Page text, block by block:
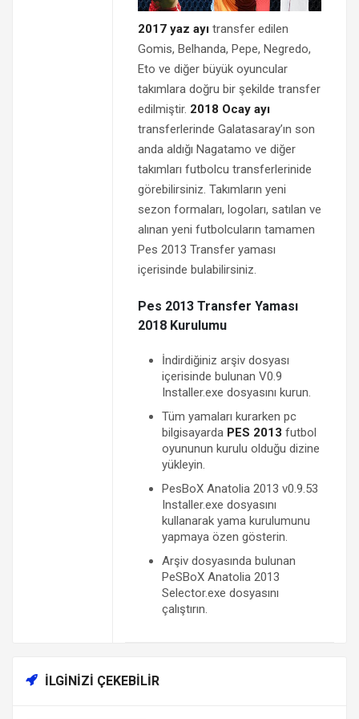
2017 yaz ayıtransfer edilen
Gomis, Belhanda, Pepe, Negredo,
Eto ve diğer büyük oyuncular
takımlara doğru bir şekilde transfer
edilmiştir. 2018 Ocay ayı
transferlerinde Galatasaray’ın son
anda aldığı Nagatamo ve diğer
takımları futbolcu transferlerinide
görebilirsiniz. Takımların yeni
sezon formaları, logoları, satılan ve
alınan yeni futbolcuların tamamen
Pes 2013 Transfer yaması
içerisinde bulabilirsiniz.
Pes 2013 Transfer Yaması
2018 Kurulumu
İndirdiğiniz arşiv dosyası
içerisinde bulunan V0.9
Installer.exe dosyasını kurun.
Tüm yamaları kurarken pc
bilgisayarda PES 2013 futbol
oyununun kurulu olduğu dizine
yükleyin.
PesBoX Anatolia 2013 v0.9.53
Installer.exe dosyasını
kullanarak yama kurulumunu
yapmaya özen gösterin.
Arşiv dosyasında bulunan
PeSBoX Anatolia 2013
Selector.exe dosyasını
çalıştırın.
İLGINIZI ÇEKEBILIR